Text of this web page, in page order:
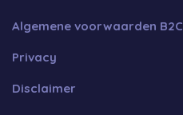
Algemene voorwaarden B2C
Privacy
Disclaimer